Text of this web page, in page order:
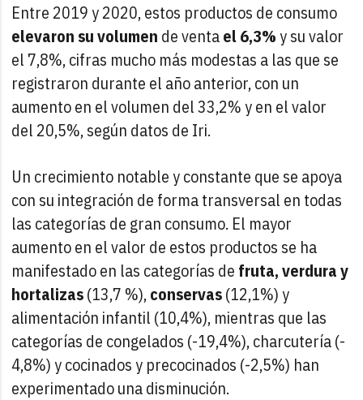
Entre 2019 y 2020, estos productos de consumo
elevaron su volumen de ventael 6,3%y su valor
el 7,8%, cifras mucho más modestas a las que se
registraron durante el año anterior, con un
aumento en el volumen del 33,2% y en el valor
del 20,5%, según datos de Iri.
Un crecimiento notable y constante que se apoya
con su integración de forma transversal en todas
las categorías de gran consumo. El mayor
aumento en el valor de estos productos se ha
manifestado en las categorías de fruta, verdura y
hortalizas(13,7 %),conservas(12,1%) y
alimentación infantil (10,4%), mientras que las
categorías de congelados (-19,4%), charcutería (-
4,8%) y cocinados y precocinados (-2,5%) han
experimentado una disminución.